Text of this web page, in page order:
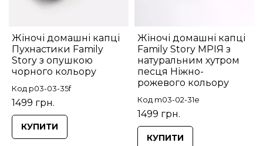
Жіночі домашні капці
Пухнастики Family
Story з опушкою
чорного кольору
Код p03-03-35f
1499 грн.
КУПИТИ
Жіночі домашні капці
Family Story МРІЯ з
натуральним хутром
песця Ніжно-
рожевого кольору
Код m03-02-31e
1499 грн.
КУПИТИ